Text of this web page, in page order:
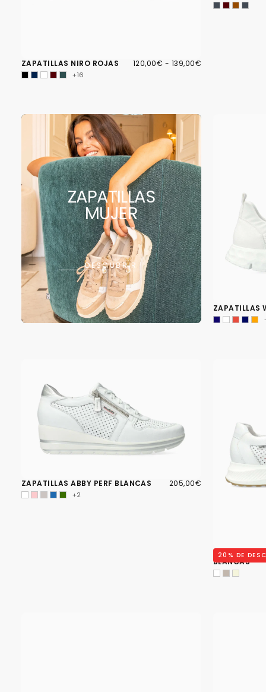
ZAPATILLAS NIRO ROJAS 120,00€
PRECIO
120,00€ - PRECIO
139,00€
+16
ZAPATILLAS
MUJER
DESCUBRIR
ZAPATILLAS
ZAPATILLAS ABBY PERF BLANCAS 205,00€
PRECIO
205,00€
+2
ZAPATILLAS
BLANCAS
20 % DE